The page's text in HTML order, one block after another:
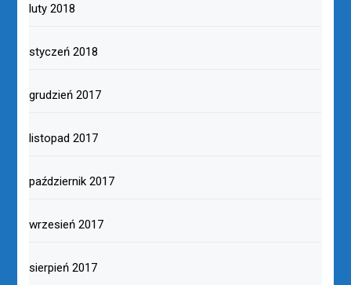
luty 2018
styczeń 2018
grudzień 2017
listopad 2017
październik 2017
wrzesień 2017
sierpień 2017